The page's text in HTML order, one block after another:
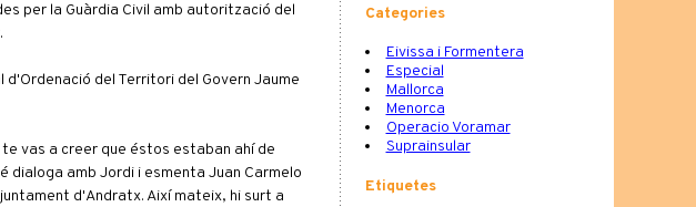
per la Guàrdia Civil amb autorització del
del Territori del Govern Jaume
vas a creer que éstos estaban ahí de
amb Jordi i esmenta Juan Carmelo
d'Andratx. Així mateix, hi surt a
Categories
Eivissa i Formentera
Especial
Mallorca
Menorca
Operacio Voramar
Suprainsular
Etiquetes